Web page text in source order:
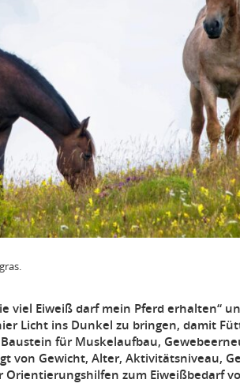
viel Eiweiß darf mein Pferd erhalten“
Licht ins Dunkel zu bringen, damit
für Muskelaufbau,
von Gewicht, Alter, Aktivitätsniveau,
zum Eiweißbedarf